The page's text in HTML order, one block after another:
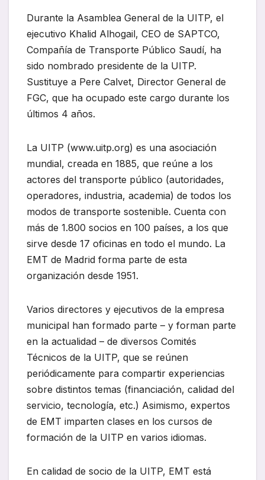
Durante la Asamblea General de la UITP, el
ejecutivo Khalid Alhogail, CEO de SAPTCO,
Compañía de Transporte Público Saudí, ha
sido nombrado presidente de la UITP.
Sustituye a Pere Calvet, Director General de
FGC, que ha ocupado este cargo durante los
últimos 4 años.
La UITP (www.uitp.org) es una asociación
mundial, creada en 1885, que reúne a los
actores del transporte público (autoridades,
operadores, industria, academia) de todos los
modos de transporte sostenible. Cuenta con
más de 1.800 socios en 100 países, a los que
sirve desde 17 oficinas en todo el mundo. La
EMT de Madrid forma parte de esta
organización desde 1951.
Varios directores y ejecutivos de la empresa
municipal han formado parte – y forman parte
en la actualidad – de diversos Comités
Técnicos de la UITP, que se reúnen
periódicamente para compartir experiencias
sobre distintos temas (financiación, calidad del
servicio, tecnología, etc.) Asimismo, expertos
de EMT imparten clases en los cursos de
formación de la UITP en varios idiomas.
En calidad de socio de la UITP, EMT está